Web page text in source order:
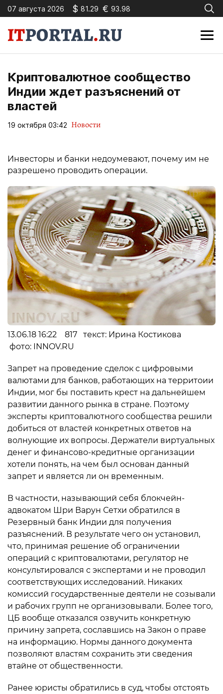
07 августа 2026 $ 81.29 € 93.98
Криптовалютное сообщество
Индии ждет разъяснений от
властей
19 октября 03:42 Новости
Инвесторы и банки недоумевают, почему им не
разрешено проводить операции.
13.06.18 16:22 817 текст: Ирина Костикова
фото: INNOV.RU
Запрет на проведение сделок с цифровыми
валютами для банков, работающих на территоии
Индии, мог бы поставить крест на дальнейшем
развитии данного рынка в стране. Поэтому
эксперты криптовалютного сообщества решили
добиться от властей конкретных ответов на
волнующие их вопросы. Держатели виртуальных
денег и финансово-кредитные организации
хотели понять, на чем был основан данный
запрет и является ли он временным.
В частности, называющий себя блокчейн-
адвокатом Шри Варун Сетхи обратился в
Резервный банк Индии для получения
разъяснений. В результате чего он установил,
что, принимая решение об ограничении
операций с криптовалютами, регулятор не
консультировался с экспертами и не проводил
соответствующих исследований. Никаких
комиссий государственные деятели не созывали
и рабочих групп не организовывали. Более того,
ЦБ вообще отказался озвучить конкретную
причину запрета, сославшись на Закон о праве
на информацию. Нормы данного документа
позволяют властям сохранить эти сведения
втайне от общественности.
Ранее юристы обратились в суд, чтобы отстоять